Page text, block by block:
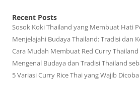
Recent Posts
Sosok Koki Thailand yang Membuat Hati
Menjelajahi Budaya Thailand: Tradisi dan
Cara Mudah Membuat Red Curry Thailand
Mengenal Budaya dan Tradisi Thailand
5 Variasi Curry Rice Thai yang Wajib